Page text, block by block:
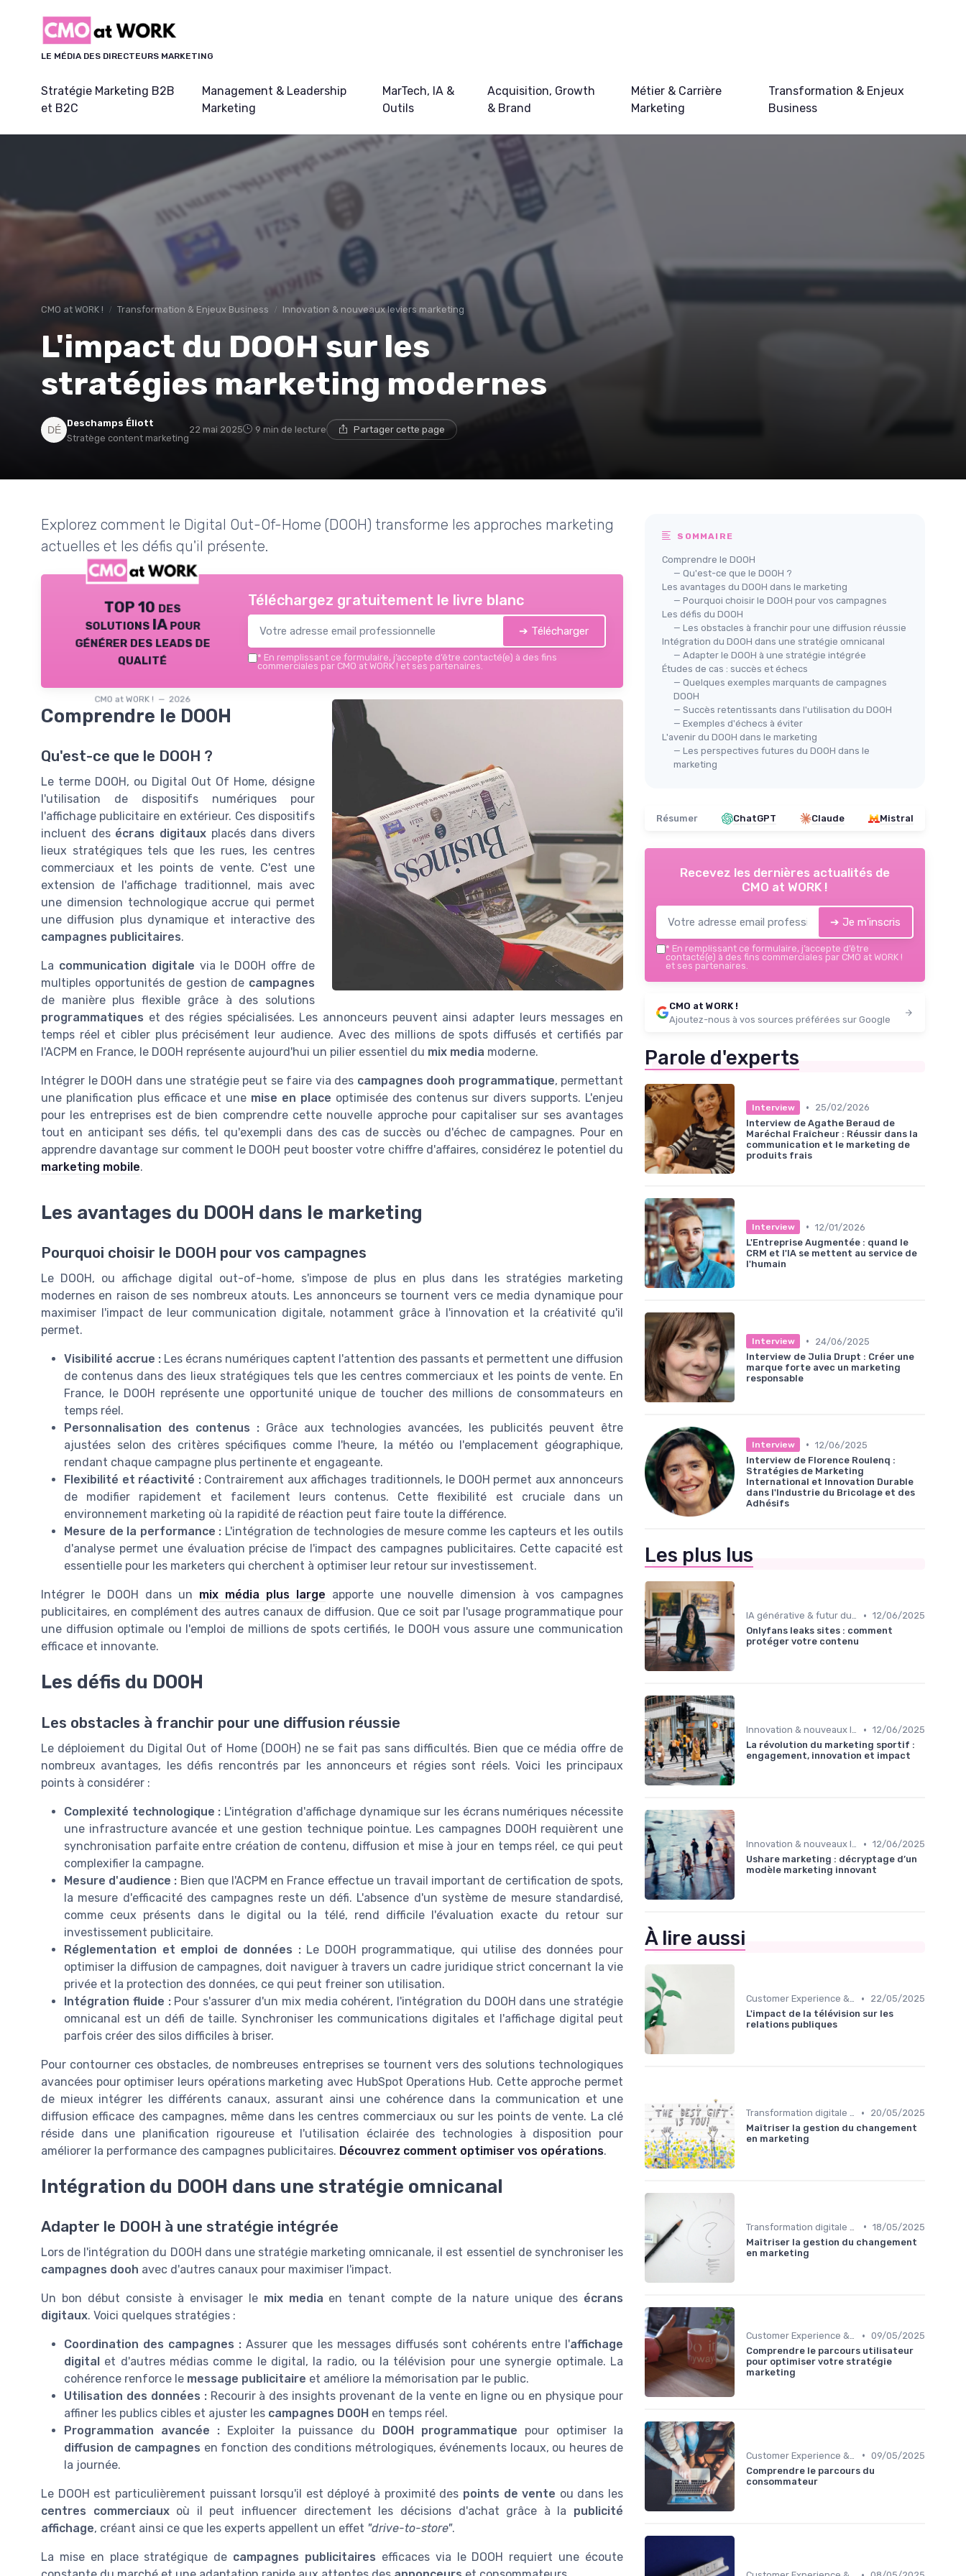
LE MÉDIA DES DIRECTEURS MARKETING
Stratégie Marketing B2B
et B2C
Management & Leadership
Marketing
MarTech, IA &
Outils
Acquisition, Growth
& Brand
Métier & Carrière
Marketing
Transformation & Enjeux
Business
CMO at WORK ! Transformation & Enjeux Business Innovation & nouveaux leviers marketing
L'impact du DOOH sur les
stratégies marketing modernes
Deschamps Éliott
Stratège content marketing
22 mai 2025 9 min de lecture Partager cette page
Explorez comment le Digital Out-Of-Home (DOOH) transforme les approches marketing
actuelles et les défis qu'il présente.
TOP 10 des
solutions IA pour
générer des leads de
qualité
CMO at WORK ! — 2026
Téléchargez gratuitement le livre blanc
➔ Télécharger
* En remplissant ce formulaire, j’accepte d’être contacté(e) à des fins
commerciales par CMO at WORK ! et ses partenaires.
Comprendre le DOOH
Qu'est-ce que le DOOH ?
Le terme DOOH, ou Digital Out Of Home, désigne
l'utilisation de dispositifs numériques pour
l'affichage publicitaire en extérieur. Ces dispositifs
incluent des écrans digitaux placés dans divers
lieux stratégiques tels que les rues, les centres
commerciaux et les points de vente. C'est une
extension de l'affichage traditionnel, mais avec
une dimension technologique accrue qui permet
une diffusion plus dynamique et interactive des
campagnes publicitaires.
La communication digitale via le DOOH offre de
multiples opportunités de gestion de campagnes
de manière plus flexible grâce à des solutions
programmatiques et des régies spécialisées. Les annonceurs peuvent ainsi adapter leurs messages en
temps réel et cibler plus précisément leur audience. Avec des millions de spots diffusés et certifiés par
l'ACPM en France, le DOOH représente aujourd'hui un pilier essentiel du mix media moderne.
Intégrer le DOOH dans une stratégie peut se faire via des campagnes dooh programmatique, permettant
une planification plus efficace et une mise en place optimisée des contenus sur divers supports. L'enjeu
pour les entreprises est de bien comprendre cette nouvelle approche pour capitaliser sur ses avantages
tout en anticipant ses défis, tel qu'exempli dans des cas de succès ou d'échec de campagnes. Pour en
apprendre davantage sur comment le DOOH peut booster votre chiffre d'affaires, considérez le potentiel du
marketing mobile.
Les avantages du DOOH dans le marketing
Pourquoi choisir le DOOH pour vos campagnes
Le DOOH, ou affichage digital out-of-home, s'impose de plus en plus dans les stratégies marketing
modernes en raison de ses nombreux atouts. Les annonceurs se tournent vers ce media dynamique pour
maximiser l'impact de leur communication digitale, notamment grâce à l'innovation et la créativité qu'il
permet.
Visibilité accrue : Les écrans numériques captent l'attention des passants et permettent une diffusion
de contenus dans des lieux stratégiques tels que les centres commerciaux et les points de vente. En
France, le DOOH représente une opportunité unique de toucher des millions de consommateurs en
temps réel.
Personnalisation des contenus : Grâce aux technologies avancées, les publicités peuvent être
ajustées selon des critères spécifiques comme l'heure, la météo ou l'emplacement géographique,
rendant chaque campagne plus pertinente et engageante.
Flexibilité et réactivité :Contrairement aux affichages traditionnels, le DOOH permet aux annonceurs
de modifier rapidement et facilement leurs contenus. Cette flexibilité est cruciale dans un
environnement marketing où la rapidité de réaction peut faire toute la différence.
Mesure de la performance : L'intégration de technologies de mesure comme les capteurs et les outils
d'analyse permet une évaluation précise de l'impact des campagnes publicitaires. Cette capacité est
essentielle pour les marketers qui cherchent à optimiser leur retour sur investissement.
Intégrer le DOOH dans un mix média plus large apporte une nouvelle dimension à vos campagnes
publicitaires, en complément des autres canaux de diffusion. Que ce soit par l'usage programmatique pour
une diffusion optimale ou l'emploi de millions de spots certifiés, le DOOH vous assure une communication
efficace et innovante.
Les défis du DOOH
Les obstacles à franchir pour une diffusion réussie
Le déploiement du Digital Out of Home (DOOH) ne se fait pas sans difficultés. Bien que ce média offre de
nombreux avantages, les défis rencontrés par les annonceurs et régies sont réels. Voici les principaux
points à considérer :
Complexité technologique : L'intégration d'affichage dynamique sur les écrans numériques nécessite
une infrastructure avancée et une gestion technique pointue. Les campagnes DOOH requièrent une
synchronisation parfaite entre création de contenu, diffusion et mise à jour en temps réel, ce qui peut
complexifier la campagne.
Mesure d'audience : Bien que l'ACPM en France effectue un travail important de certification de spots,
la mesure d'efficacité des campagnes reste un défi. L'absence d'un système de mesure standardisé,
comme ceux présents dans le digital ou la télé, rend difficile l'évaluation exacte du retour sur
investissement publicitaire.
Réglementation et emploi de données :Le DOOH programmatique, qui utilise des données pour
optimiser la diffusion de campagnes, doit naviguer à travers un cadre juridique strict concernant la vie
privée et la protection des données, ce qui peut freiner son utilisation.
Intégration fluide :Pour s'assurer d'un mix media cohérent, l'intégration du DOOH dans une stratégie
omnicanal est un défi de taille. Synchroniser les communications digitales et l'affichage digital peut
parfois créer des silos difficiles à briser.
Pour contourner ces obstacles, de nombreuses entreprises se tournent vers des solutions technologiques
avancées pour optimiser leurs opérations marketing avec HubSpot Operations Hub. Cette approche permet
de mieux intégrer les différents canaux, assurant ainsi une cohérence dans la communication et une
diffusion efficace des campagnes, même dans les centres commerciaux ou sur les points de vente. La clé
réside dans une planification rigoureuse et l'utilisation éclairée des technologies à disposition pour
améliorer la performance des campagnes publicitaires. Découvrez comment optimiser vos opérations.
Intégration du DOOH dans une stratégie omnicanal
Adapter le DOOH à une stratégie intégrée
Lors de l'intégration du DOOH dans une stratégie marketing omnicanale, il est essentiel de synchroniser les
campagnes dooh avec d'autres canaux pour maximiser l'impact.
Un bon début consiste à envisager le mix media en tenant compte de la nature unique des écrans
digitaux. Voici quelques stratégies :
Coordination des campagnes : Assurer que les messages diffusés sont cohérents entre l'affichage
digital et d'autres médias comme le digital, la radio, ou la télévision pour une synergie optimale. La
cohérence renforce le message publicitaire et améliore la mémorisation par le public.
Utilisation des données :Recourir à des insights provenant de la vente en ligne ou en physique pour
affiner les publics cibles et ajuster les campagnes DOOH en temps réel.
Programmation avancée : Exploiter la puissance du DOOH programmatique pour optimiser la
diffusion de campagnes en fonction des conditions métrologiques, événements locaux, ou heures de
la journée.
Le DOOH est particulièrement puissant lorsqu'il est déployé à proximité des points de vente ou dans les
centres commerciauxoù il peut influencer directement les décisions d'achat grâce à la publicité
affichage, créant ainsi ce que les experts appellent un effet "drive-to-store".
La mise en place stratégique de campagnes publicitaires efficaces via le DOOH requiert une écoute
SOMMAIRE
Comprendre le DOOH
— Qu'est-ce que le DOOH ?
Les avantages du DOOH dans le marketing
— Pourquoi choisir le DOOH pour vos campagnes
Les défis du DOOH
— Les obstacles à franchir pour une diffusion réussie
Intégration du DOOH dans une stratégie omnicanal
— Adapter le DOOH à une stratégie intégrée
Études de cas : succès et échecs
— Quelques exemples marquants de campagnes
DOOH
— Succès retentissants dans l'utilisation du DOOH
— Exemples d'échecs à éviter
L'avenir du DOOH dans le marketing
— Les perspectives futures du DOOH dans le
marketing
Résumer ChatGPT Claude Mistral
Recevez les dernières actualités de
CMO at WORK !
➔ Je m'inscris
* En remplissant ce formulaire, j’accepte d’être
contacté(e) à des fins commerciales par CMO at WORK !
et ses partenaires.
CMO at WORK !
Ajoutez-nous à vos sources préférées sur Google
Parole d'experts
Interview •
25/02/2026
Interview de Agathe Beraud de
Maréchal Fraîcheur : Réussir dans la
communication et le marketing de
produits frais
Interview • 12/01/2026
L'Entreprise Augmentée : quand le
CRM et l'IA se mettent au service de
l'humain
Interview •
24/06/2025
Interview de Julia Drupt : Créer une
marque forte avec un marketing
responsable
Interview • 12/06/2025
Interview de Florence Roulenq :
Stratégies de Marketing
International et Innovation Durable
dans l'Industrie du Bricolage et des
Adhésifs
Les plus lus
IA générative & futur du marketing • 12/06/2025
Onlyfans leaks sites : comment
protéger votre contenu
Innovation & nouveaux leviers marketing • 12/06/2025
La révolution du marketing sportif :
engagement, innovation et impact
Innovation & nouveaux leviers marketing • 12/06/2025
Ushare marketing : décryptage d’un
modèle marketing innovant
À lire aussi
Customer Experience & parcours client •
22/05/2025
L'impact de la télévision sur les
relations publiques
Transformation digitale du marketing •
20/05/2025
Maîtriser la gestion du changement
en marketing
• 18/05/2025
Maîtriser la gestion du changement
en marketing
Customer Experience & parcours client • 09/05/2025
Comprendre le parcours utilisateur
pour optimiser votre stratégie
marketing
• 09/05/2025
Comprendre le parcours du
consommateur